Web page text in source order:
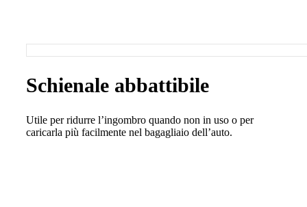
Schienale abbattibile
Utile per ridurre l’ingombro quando non in uso o per
caricarla più facilmente nel bagagliaio dell’auto.